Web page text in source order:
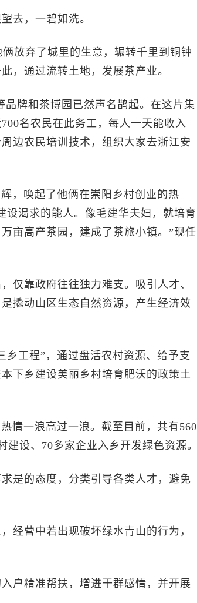
去，一碧如洗。
放弃了城里的生意，辗转千里到铜钟
，通过流转土地，发展茶产业。
牌和茶博园已然声名鹊起。在这片集
名农民在此务工，每人一天能收入
边农民培训技术，组织大家去浙江安
，唤起了他俩在崇阳乡村创业的热
设渴求的能人。像毛建华夫妇，就培育
亩高产茶园，建成了茶旅小镇。”现任
靠政府往往独力难支。吸引人才、
撬动山区生态自然资源，产生经济效
工程”，通过盘活农村资源、给予支
下乡建设美丽乡村培育肥沃的政策土
一浪高过一浪。截至目前，共有560
设、70多家企业入乡开发绿色资源。
是的态度，分类引导各类人才，避免
营中若出现破坏绿水青山的行为，
精准帮扶，增进干群感情，并开展